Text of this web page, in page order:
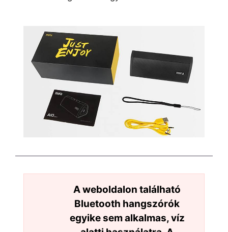
A weboldalon található
Bluetooth hangszórók
egyike sem alkalmas, víz